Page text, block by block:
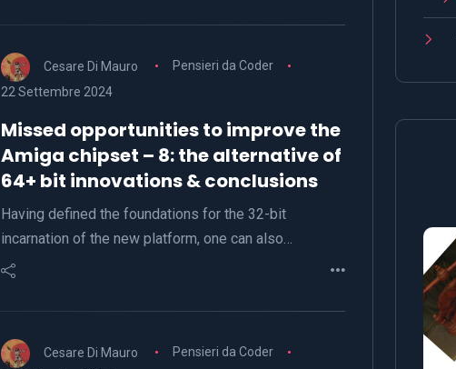
Cesare Di Mauro
Pensieri da Coder
22 Settembre 2024
Missed opportunities to improve the
Amiga chipset – 8: the alternative of
64+ bit innovations & conclusions
Having defined the foundations for the 32-bit
incarnation of the new platform, one can also…
Cesare Di Mauro
Pensieri da Coder